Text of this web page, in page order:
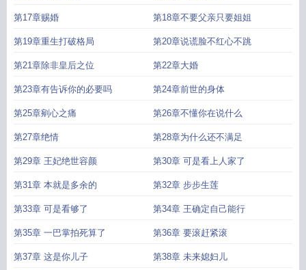
第17章赐婚 第18章不要父亲只要姐姐
第19章重生打破格局 第20章说谎脸不红心不跳
第21章除非皇后之位 第22章大婚
第23章有告诉你的必要吗 第24章前世的身体
第25章剜心之痛 第26章不懂你在说什么
第27章绝情 第28章为什么还不满足
第29章 王妃绝世容颜 第30章 可是看上人家了
第31章 本就是多余的 第32章 步步生莲
第33章 可是看够了 第34章 王确定自己能行
第35章 一巴掌拍死算了 第36章 要滚赶紧滚
第37章 这是你儿子 第38章 未来媳妇儿